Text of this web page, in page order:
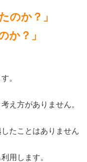
のか？」
か？」
。
え方がありません。
たことはありません
用します。